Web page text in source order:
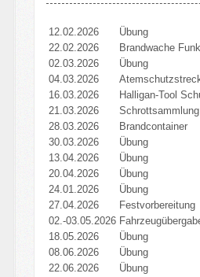
12.02.2026
Übung
22.02.2026
Brandwache
02.03.2026
Übung
04.03.2026
16.03.2026
Halligan-Tool
21.03.2026
Schrottsammlung
28.03.2026
Brandcontainer
30.03.2026
Übung
13.04.2026
Übung
20.04.2026
Übung
24.01.2026
Übung
27.04.2026
Festvorbereitung
02.-03.05.2026
18.05.2026
Übung
08.06.2026
Übung
22.06.2026
Übung